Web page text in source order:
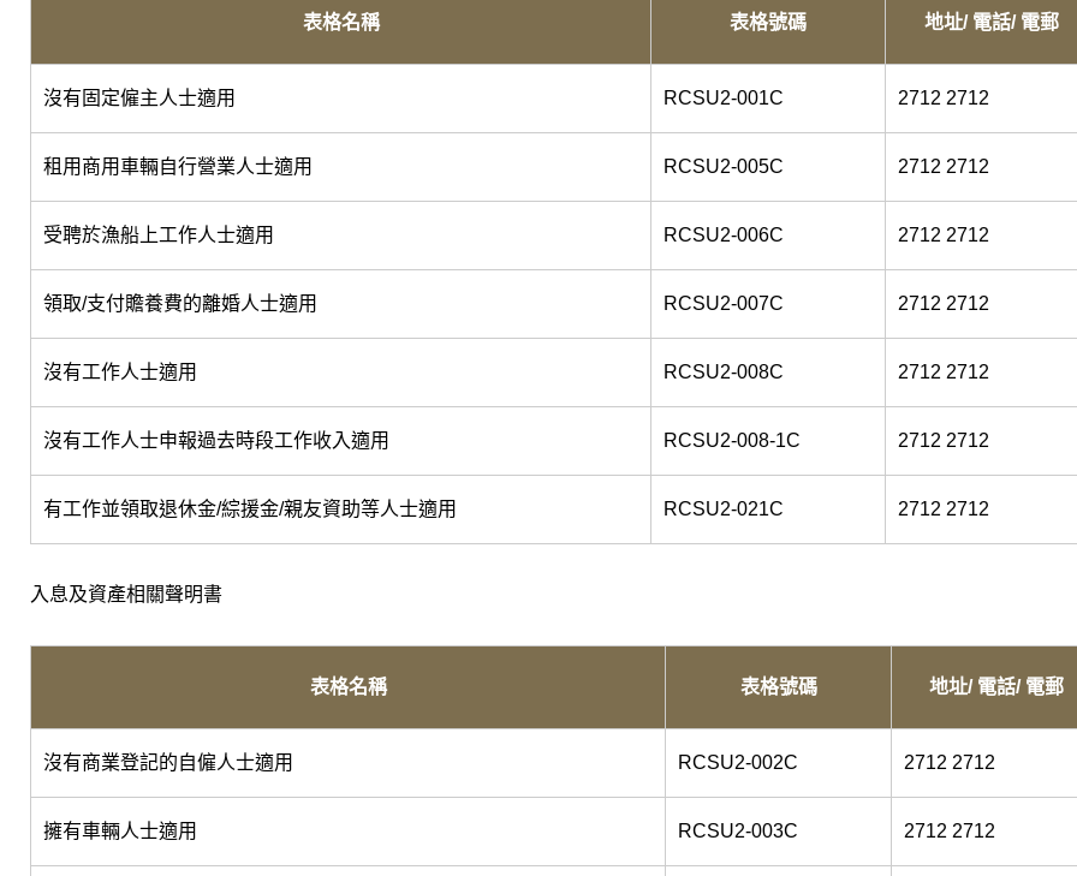
表格名稱 表格號碼 地址/ 電話/ 電郵
沒有固定僱主人士適用 RCSU2-001C 2712 2712
租用商用車輛自行營業人士適用 RCSU2-005C 2712 2712
受聘於漁船上工作人士適用 RCSU2-006C 2712 2712
領取/支付贍養費的離婚人士適用 RCSU2-007C 2712 2712
沒有工作人士適用 RCSU2-008C 2712 2712
沒有工作人士申報過去時段工作收入適用 RCSU2-008-1C 2712 2712
有工作並領取退休金/綜援金/親友資助等人士適用 RCSU2-021C 2712 2712
入息及資產相關聲明書
表格名稱 表格號碼 地址/ 電話/ 電郵
沒有商業登記的自僱人士適用 RCSU2-002C 2712 2712
擁有車輛人士適用 RCSU2-003C 2712 2712